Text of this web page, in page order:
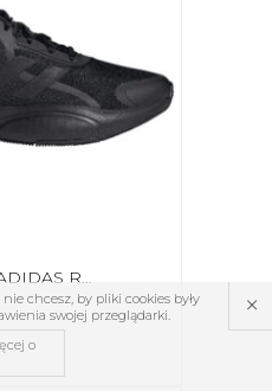
BUTY DAMSKIE ADIDAS RESPONSE CZARNE GW6661
chcesz, by pliki cookies były
swojej przeglądarki.
×
o